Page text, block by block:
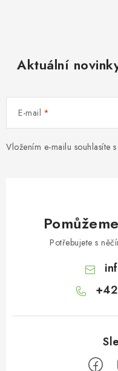
Aktuální
E-mail
Vložením e-mailu souhlasíte s
Potřebujete s